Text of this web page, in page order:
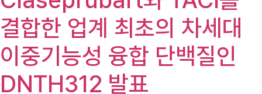
결합한 업계 최초의 차세대
이중기능성 융합 단백질인
DNTH312 발표